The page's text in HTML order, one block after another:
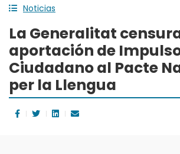
Noticias
La Generalitat
aportación de
Ciudadano al Pacte
per la Llengua